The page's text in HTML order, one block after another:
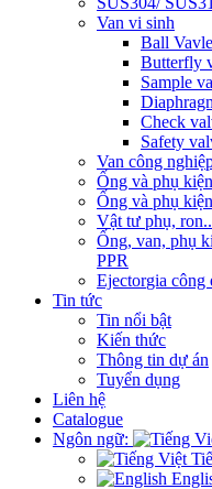
Van vi sinh
Ball Vavle
Butterfly
Sample
Check
Safety
Van công
Ống và phụ
Ống và phụ
Vật tư phụ,
Ống, van, phụ
PPR
Ejectorgia công
Tin tức
Tin nổi bật
Kiến thức
Thông tin dự án
Tuyển dụng
Liên hệ
Catalogue
Ngôn ngữ: